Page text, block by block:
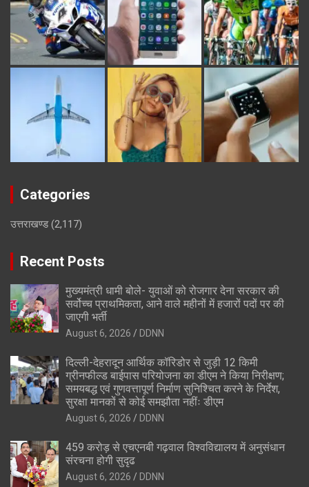
Categories
उत्तराखण्ड(2,117)
Recent Posts
मुख्यमंत्री धामी बोले- युवाओं को रोजगार देना सरकार की
सर्वोच्च प्राथमिकता, आने वाले महीनों में हजारों पदों पर की
जाएगी भर्ती
August 6, 2026 DDNN
दिल्ली-देहरादून आर्थिक कॉरिडोर से जुड़ी 12 किमी
ग्रीनफील्ड बाईपास परियोजना का डीएम ने किया निरीक्षण;
समयबद्ध एवं गुणवत्तापूर्ण निर्माण सुनिश्चित करने के निर्देश,
सुरक्षा मानकों से कोई समझौता नहींः डीएम
August 6, 2026 DDNN
459 करोड़ से एचएनबी गढ़वाल विश्वविद्यालय में अनुसंधान
संरचना होगी सुदृढ
August 6, 2026 DDNN